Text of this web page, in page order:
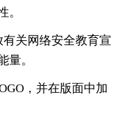
。
关网络安全教育宣
量。
，并在版面中加